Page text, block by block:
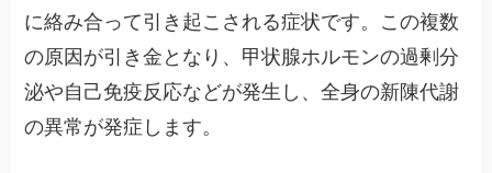
に絡み合って引き起こされる症状です。この複数
の原因が引き金となり、甲状腺ホルモンの過剰分
泌や自己免疫反応などが発生し、全身の新陳代謝
の異常が発症します。